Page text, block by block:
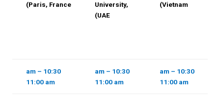
Vietnam)
University,
UAE)
Paris, France)
10:30 am –
11:00 am
10:30 am –
11:00 am
10:30 am –
11:00 am